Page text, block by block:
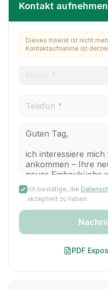
Kontakt aufnehmen
Dieses Inserat ist nicht
Kontaktaufnahme ist
Ich bestätige, die
akzeptiert zu haben.
PDF